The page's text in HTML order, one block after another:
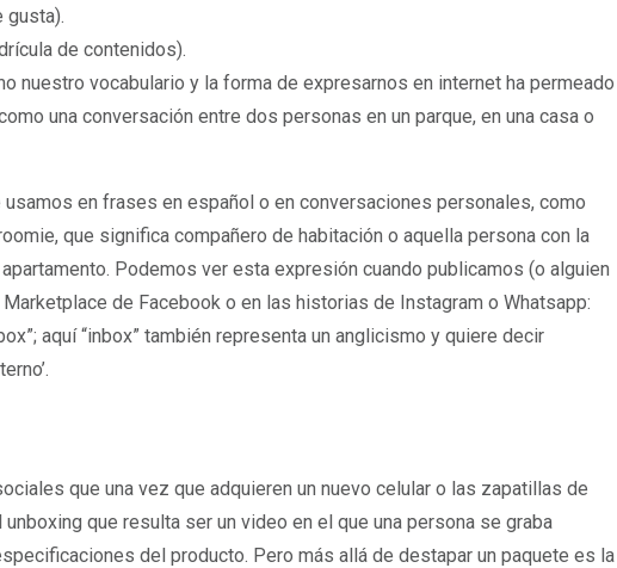
gusta).
de contenidos).
nuestro vocabulario y la forma de expresarnos en internet ha permeado
una conversación entre dos personas en un parque, en una casa o
en frases en español o en conversaciones personales, como
que significa compañero de habitación o aquella persona con la
Podemos ver esta expresión cuando publicamos (o alguien
de Facebook o en las historias de Instagram o Whatsapp:
aquí “inbox” también representa un anglicismo y quiere decir
que una vez que adquieren un nuevo celular o las zapatillas de
que resulta ser un video en el que una persona se graba
del producto. Pero más allá de destapar un paquete es la